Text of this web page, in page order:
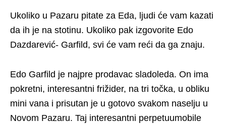
Ukoliko u Pazaru pitate za Eda, ljudi će vam kazati
da ih je na stotinu. Ukoliko pak izgovorite Edo
Dazdarević- Garfild, svi će vam reći da ga znaju.
Edo Garfild je najpre prodavac sladoleda. On ima
pokretni, interesantni frižider, na tri točka, u obliku
mini vana i prisutan je u gotovo svakom naselju u
Novom Pazaru. Taj interesantni perpetuumobile